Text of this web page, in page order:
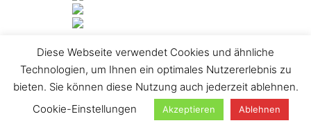
[ZEIGE DIASHOW]
1 2 … 25 ►
Suchen
Diese Webseite verwendet Cookies und ähnliche
Technologien, um Ihnen ein optimales Nutzererlebnis zu
bieten. Sie können diese Nutzung auch jederzeit ablehnen.
Cookie-Einstellungen
Akzeptieren Ablehnen